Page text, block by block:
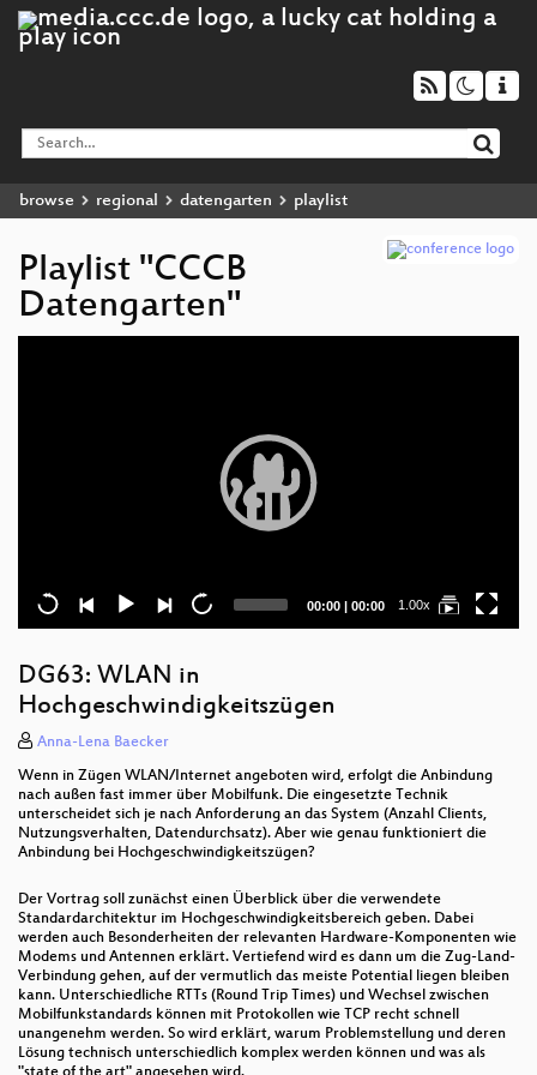
browse regional datengarten playlist
Playlist "CCCB
Datengarten"
Current
00:00 | Total
00:00 1.00x
DG63: WLAN in
Hochgeschwindigkeitszügen
Anna-Lena Baecker
Wenn in Zügen WLAN/Internet angeboten wird, erfolgt die Anbindung
nach außen fast immer über Mobilfunk. Die eingesetzte Technik
unterscheidet sich je nach Anforderung an das System (Anzahl Clients,
Nutzungsverhalten, Datendurchsatz). Aber wie genau funktioniert die
Anbindung bei Hochgeschwindigkeitszügen?
Der Vortrag soll zunächst einen Überblick über die verwendete
Standardarchitektur im Hochgeschwindigkeitsbereich geben. Dabei
werden auch Besonderheiten der relevanten Hardware-Komponenten wie
Modems und Antennen erklärt. Vertiefend wird es dann um die Zug-Land-
Verbindung gehen, auf der vermutlich das meiste Potential liegen bleiben
kann. Unterschiedliche RTTs (Round Trip Times) und Wechsel zwischen
Mobilfunkstandards können mit Protokollen wie TCP recht schnell
unangenehm werden. So wird erklärt, warum Problemstellung und deren
Lösung technisch unterschiedlich komplex werden können und was als